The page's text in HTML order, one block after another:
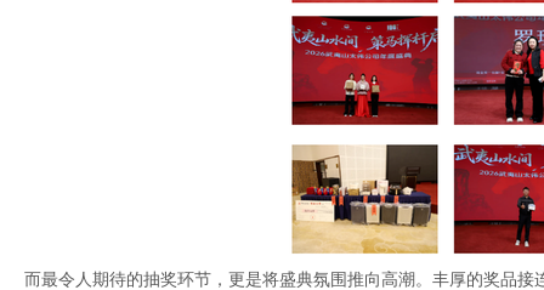
而最令人期待的抽奖环节，更是将盛典氛围推向高潮。丰厚的奖品